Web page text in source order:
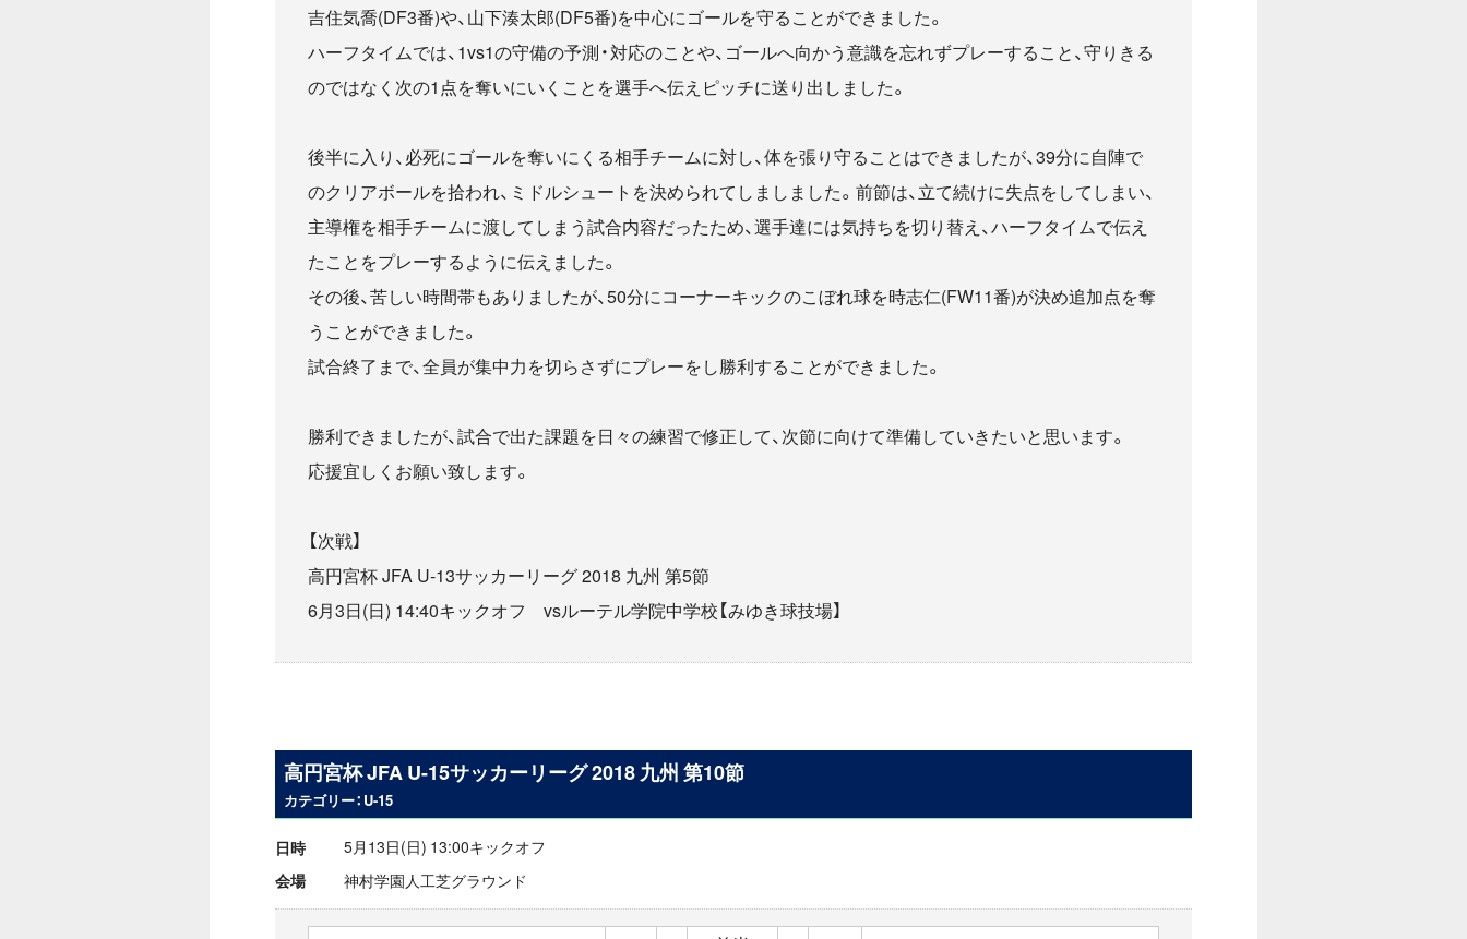
吉住気喬(DF3番)や、山下湊太郎(DF5番)を中心にゴールを守ることができました。
ハーフタイムでは、1vs1の守備の予測・対応のことや、ゴールへ向かう意識を忘れずプレーすること、守りきる
のではなく次の1点を奪いにいくことを選手へ伝えピッチに送り出しました。
後半に入り、必死にゴールを奪いにくる相手チームに対し、体を張り守ることはできましたが、39分に自陣で
のクリアボールを拾われ、ミドルシュートを決められてしましました。前節は、立て続けに失点をしてしまい、
主導権を相手チームに渡してしまう試合内容だったため、選手達には気持ちを切り替え、ハーフタイムで伝え
たことをプレーするように伝えました。
その後、苦しい時間帯もありましたが、50分にコーナーキックのこぼれ球を時志仁(FW11番)が決め追加点を奪
うことができました。
試合終了まで、全員が集中力を切らさずにプレーをし勝利することができました。
勝利できましたが、試合で出た課題を日々の練習で修正して、次節に向けて準備していきたいと思います。
応援宜しくお願い致します。
【次戦】
高円宮杯 JFA U-13サッカーリーグ 2018 九州 第5節
6月3日(日) 14:40キックオフ vsルーテル学院中学校【みゆき球技場】
高円宮杯 JFA U-15サッカーリーグ 2018 九州 第10節
カテゴリー：U-15
日時
5月13日(日) 13:00キックオフ
会場
神村学園人工芝グラウンド